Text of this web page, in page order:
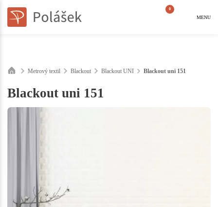
0
MENU
Metrový textil Blackout Blackout UNI Blackout uni 151
Blackout uni 151